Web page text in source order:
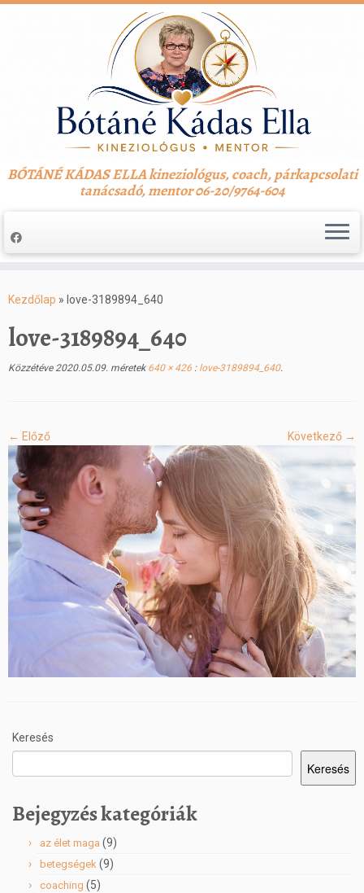
to
BÓTÁNÉ KÁDAS ELLA kineziológus, coach, párkapcsolati
tanácsadó, mentor 06-20/9764-604
Kezdőlap » love-3189894_640
love-3189894_640
Közzétéve 2020.05.09. méretek640 × 426 :love-3189894_640.
← Előző Következő →
Keresés
Keresés
Bejegyzés kategóriák
az élet maga (9)
betegségek (9)
coaching (5)